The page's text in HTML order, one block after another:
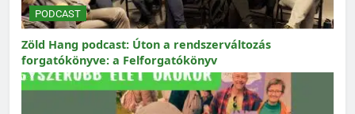
PODCAST
Zöld Hang podcast: Úton a rendszerváltozás
forgatókönyve: a Felforgatókönyv